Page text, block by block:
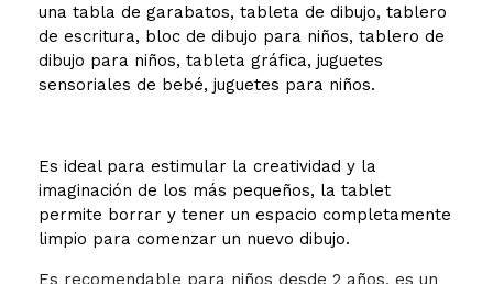
una tabla de garabatos, tableta de dibujo, tablero
de escritura, bloc de dibujo para niños, tablero de
dibujo para niños, tableta gráfica, juguetes
sensoriales de bebé, juguetes para niños.
Es ideal para estimular la creatividad y la
imaginación de los más pequeños, la tablet
permite borrar y tener un espacio completamente
limpio para comenzar un nuevo dibujo.
Es recomendable para niños desde 2 años, es un